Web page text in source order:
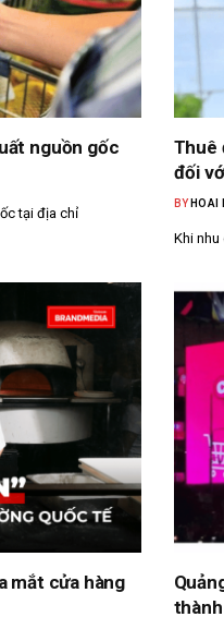
nguồn gốc
tại địa chỉ
Thuê
đối
BY HOAI
Khi nhu
mắt cửa hàng